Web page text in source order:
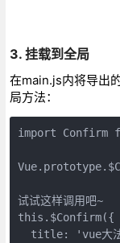
3. 挂载到全局
在main.js内将导出
局方法：
import Confirm
试试这样调用吧~
this.$Confirm({
title: 'vue大